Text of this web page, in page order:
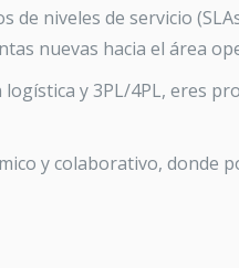
de niveles de servicio
nuevas hacia el área
y 3PL/4PL, eres
y colaborativo, donde